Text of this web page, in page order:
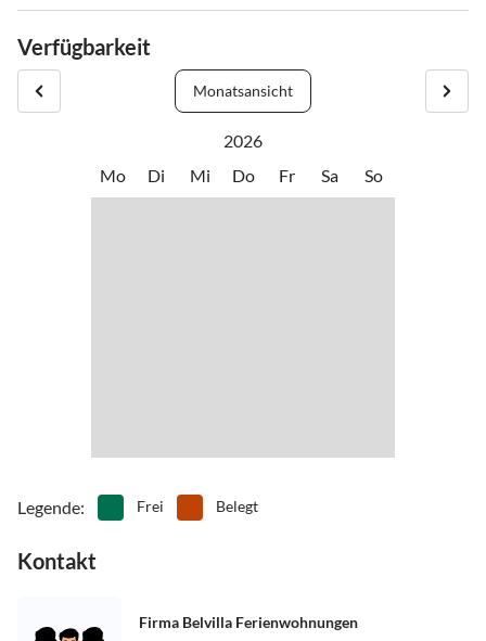
Verfügbarkeit
Monatsansicht
2026
Mo
Di Mi Do Fr Sa So
Legende: Frei Belegt
Kontakt
Firma Belvilla Ferienwohnungen